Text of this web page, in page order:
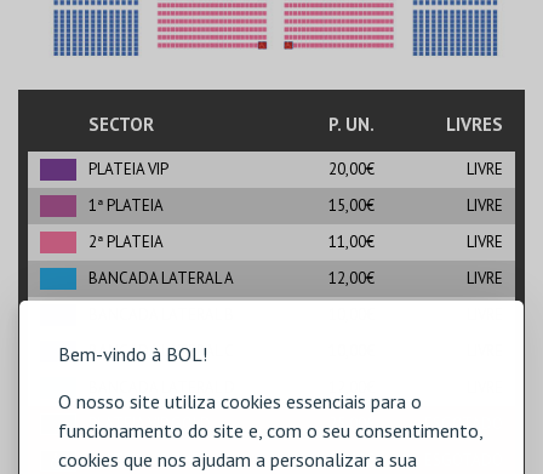
Bem-vindo à BOL!
O nosso site utiliza cookies essenciais para o
funcionamento do site e, com o seu consentimento,
cookies que nos ajudam a personalizar a sua
SECTOR P. UN. LIVRES
PLATEIA VIP 20,00€
LIVRE
1ª PLATEIA
15,00€
LIVRE
2ª PLATEIA
11,00€
LIVRE
BANCADA LATERAL A
12,00€
LIVRE
BANCADA LATERAL C
PLATEIA VIP GOLD
25,00€
ESGOTADO
PLATEIA VIP PMR
20,00€